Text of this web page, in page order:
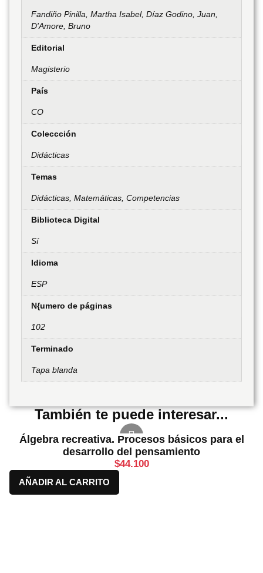
Fandiño Pinilla, Martha Isabel, Díaz Godino, Juan,
D'Amore, Bruno
Editorial
Magisterio
País
CO
Coleccción
Didácticas
Temas
Didácticas, Matemáticas, Competencias
Biblioteca Digital
Sí
Idioma
ESP
N{umero de páginas
102
Terminado
Tapa blanda
También te puede interesar...
Álgebra recreativa. Procesos básicos para el
desarrollo del pensamiento
$44.100
AÑADIR AL CARRITO